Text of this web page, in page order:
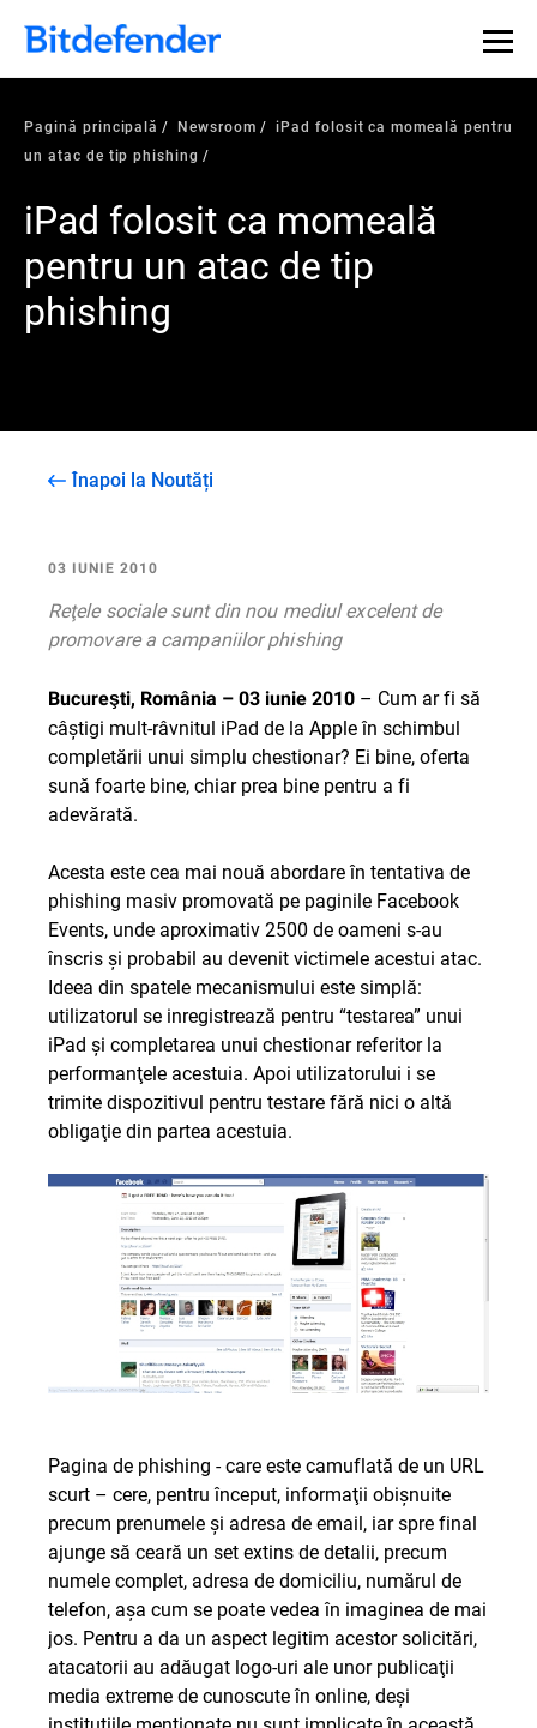
Pagină principală Newsroom
iPad folosit ca momeală pentru
un atac de tip phishing
iPad folosit ca momeală
pentru un atac de tip
phishing
Înapoi la Noutăți
03 IUNIE 2010
Reţele sociale sunt din nou mediul excelent de
promovare a campaniilor phishing
Bucureşti, România – 03 iunie 2010 – Cum ar fi să
câştigi mult-râvnitul iPad de la Apple în schimbul
completării unui simplu chestionar? Ei bine, oferta
sună foarte bine, chiar prea bine pentru a fi
adevărată.
Acesta este cea mai nouă abordare în tentativa de
phishing masiv promovată pe paginile Facebook
Events, unde aproximativ 2500 de oameni s-au
înscris şi probabil au devenit victimele acestui atac.
Ideea din spatele mecanismului este simplă:
utilizatorul se inregistrează pentru “testarea” unui
iPad şi completarea unui chestionar referitor la
performanţele acestuia. Apoi utilizatorului i se
trimite dispozitivul pentru testare fără nici o altă
obligaţie din partea acestuia.
Pagina de phishing - care este camuflată de un URL
scurt – cere, pentru început, informaţii obişnuite
precum prenumele şi adresa de email, iar spre final
ajunge să ceară un set extins de detalii, precum
numele complet, adresa de domiciliu, numărul de
telefon, aşa cum se poate vedea în imaginea de mai
jos. Pentru a da un aspect legitim acestor solicitări,
atacatorii au adăugat logo-uri ale unor publicaţii
media extreme de cunoscute în online, deşi